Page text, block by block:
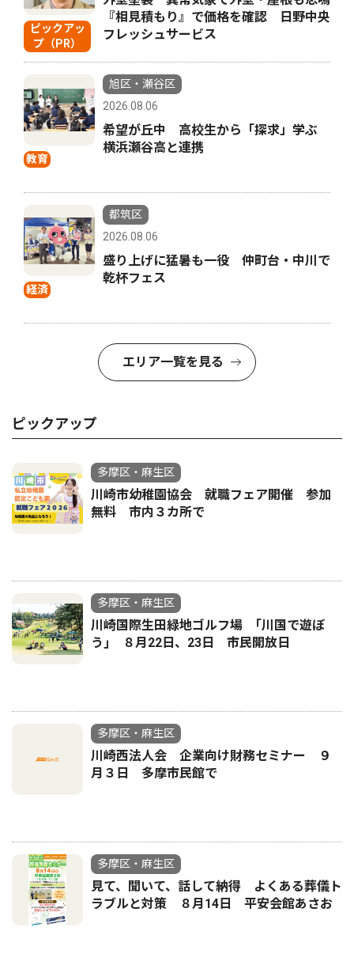
ピックアッ
プ（PR）
『相見積もり』で価格を確認 日野中央
フレッシュサービス
教育
旭区・瀬谷区
2026.08.06
希望が丘中 高校生から「探求」学ぶ
横浜瀬谷高と連携
経済
都筑区
2026.08.06
盛り上げに猛暑も一役 仲町台・中川で
乾杯フェス
エリア一覧を見る
ピックアップ
多摩区・麻生区
川崎市幼稚園協会 就職フェア開催 参加
無料 市内３カ所で
多摩区・麻生区
川崎国際生田緑地ゴルフ場 ｢川国で遊ぼ
う｣ ８月22日、23日 市民開放日
多摩区・麻生区
川崎西法人会 企業向け財務セミナー ９
月３日 多摩市民館で
多摩区・麻生区
見て、聞いて、話して納得 よくある葬儀ト
ラブルと対策 ８月14日 平安会館あさお